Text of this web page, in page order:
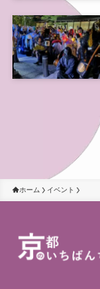
ホーム イベント